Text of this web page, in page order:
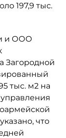
197,9 тыс.
и ООО
Загородной
тыс. м2 на
что